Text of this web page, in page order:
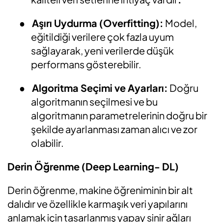
●
Aşırı Uydurma (Overfitting): Model,
eğitildiği verilere çok fazla uyum
sağlayarak, yeni verilerde düşük
performans gösterebilir.
●
Algoritma Seçimi ve Ayarları: Doğru
algoritmanın seçilmesi ve bu
algoritmanın parametrelerinin doğru bir
şekilde ayarlanması zaman alıcı ve zor
olabilir.
Derin Öğrenme (Deep Learning- DL)
Derin öğrenme, makine öğreniminin bir alt
dalıdır ve özellikle karmaşık veri yapılarını
anlamak için tasarlanmış yapay sinir ağları